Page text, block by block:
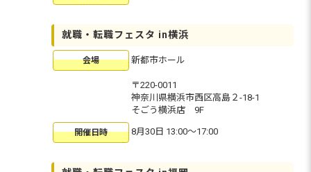
就職・転職フェスタ in横浜
会場 新都市ホール
〒220-0011
神奈川県横浜市西区高島２-18-1
そごう横浜店 9F
開催日時 8月30日 13:00〜17:00